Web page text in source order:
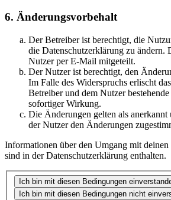
6. Änderungsvorbehalt
Der Betreiber ist berechtigt, die
die Datenschutzerklärung zu
Nutzer per E-Mail mitgeteilt.
Der Nutzer ist berechtigt, den
Im Falle des Widerspruchs erlischt
Betreiber und dem Nutzer
sofortiger Wirkung.
Die Änderungen gelten als
der Nutzer den Änderungen
Informationen über den Umgang mit deinen
sind in der Datenschutzerklärung enthalten.